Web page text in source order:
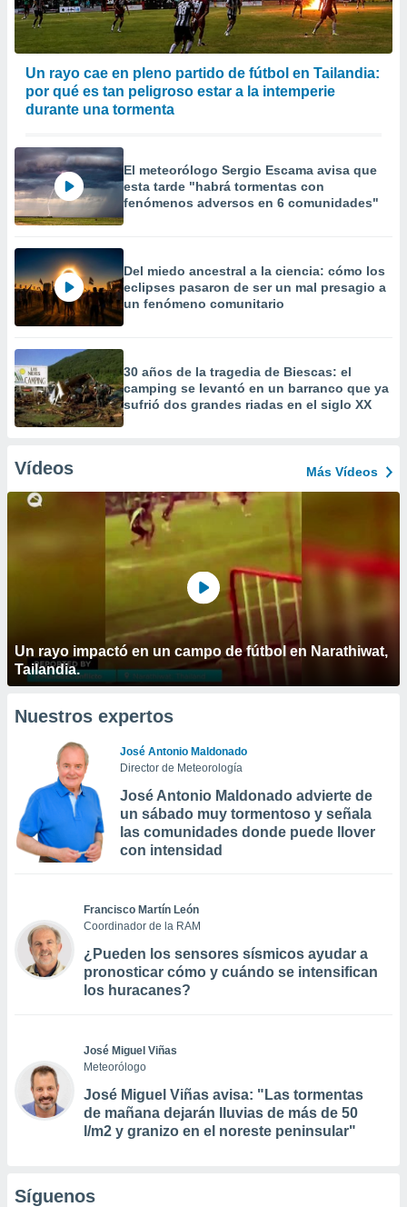
Un rayo cae en pleno partido de fútbol en Tailandia:
por qué es tan peligroso estar a la intemperie
durante una tormenta
El meteorólogo Sergio Escama avisa que
esta tarde "habrá tormentas con
fenómenos adversos en 6 comunidades"
Del miedo ancestral a la ciencia: cómo los
eclipses pasaron de ser un mal presagio a
un fenómeno comunitario
30 años de la tragedia de Biescas: el
camping se levantó en un barranco que ya
sufrió dos grandes riadas en el siglo XX
Vídeos Más Vídeos
Un rayo impactó en un campo de fútbol en Narathiwat,
Tailandia.
Nuestros expertos
José Antonio Maldonado
Director de Meteorología
José Antonio Maldonado advierte de
un sábado muy tormentoso y señala
las comunidades donde puede llover
con intensidad
Francisco Martín León
Coordinador de la RAM
¿Pueden los sensores sísmicos ayudar a
pronosticar cómo y cuándo se intensifican
los huracanes?
José Miguel Viñas
Meteorólogo
José Miguel Viñas avisa: "Las tormentas
de mañana dejarán lluvias de más de 50
l/m2 y granizo en el noreste peninsular"
Síguenos